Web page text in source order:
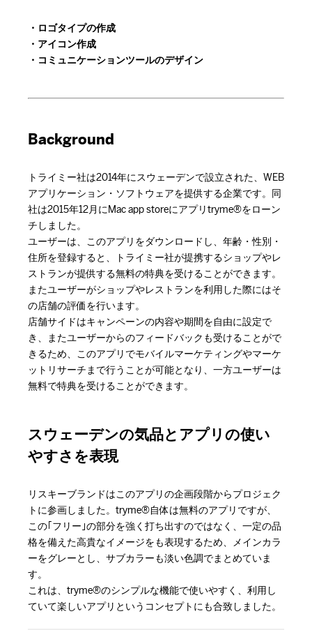
・ロゴタイプの作成
・アイコン作成
・コミュニケーションツールのデザイン
Background
トライミー社は2014年にスウェーデンで設立された、WEB
アプリケーション・ソフトウェアを提供する企業です。同
社は2015年12月にMac app storeにアプリtryme®をローン
チしました。
ユーザーは、このアプリをダウンロードし、年齢・性別・
住所を登録すると、トライミー社が提携するショップやレ
ストランが提供する無料の特典を受けることができます。
またユーザーがショップやレストランを利用した際にはそ
の店舗の評価を行います。
店舗サイドはキャンペーンの内容や期間を自由に設定で
き、またユーザーからのフィードバックも受けることがで
きるため、このアプリでモバイルマーケティングやマーケ
ットリサーチまで行うことが可能となり、一方ユーザーは
無料で特典を受けることができます。
スウェーデンの気品とアプリの使い
やすさを表現
リスキーブランドはこのアプリの企画段階からプロジェク
トに参画しました。tryme®自体は無料のアプリですが、
この｢フリー｣の部分を強く打ち出すのではなく、一定の品
格を備えた高貴なイメージをも表現するため、メインカラ
ーをグレーとし、サブカラーも淡い色調でまとめていま
す。
これは、tryme®のシンプルな機能で使いやすく、利用し
ていて楽しいアプリというコンセプトにも合致しました。